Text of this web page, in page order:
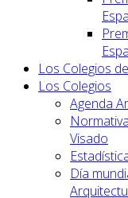
Los Colegios
Los Colegios
Agenda
Visado
Día